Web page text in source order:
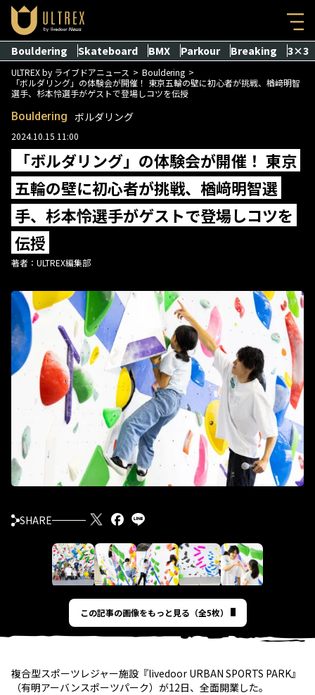
Bouldering Skateboard BMX Parkour Breaking 3×3
ULTREX by ライブドアニュース
Bouldering
「ボルダリング」の体験会が開催！ 東京五輪の壁に初心者が挑戦、楢﨑明智
選手、杉本怜選手がゲストで登場しコツを伝授
Bouldering ボルダリング
2024.10.15 11:00
「ボルダリング」の体験会が開催！ 東京
五輪の壁に初心者が挑戦、楢﨑明智選
手、杉本怜選手がゲストで登場しコツを
伝授
著者： ULTREX編集部
SHARE
この記事の画像をもっと見る（全5枚）
複合型スポーツレジャー施設『livedoor URBAN SPORTS PARK』
（有明アーバンスポーツパーク）が12日、全面開業した。